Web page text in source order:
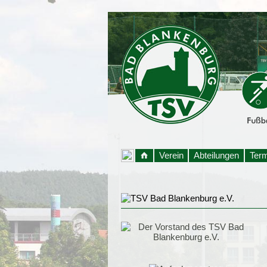
Verein Abteilungen